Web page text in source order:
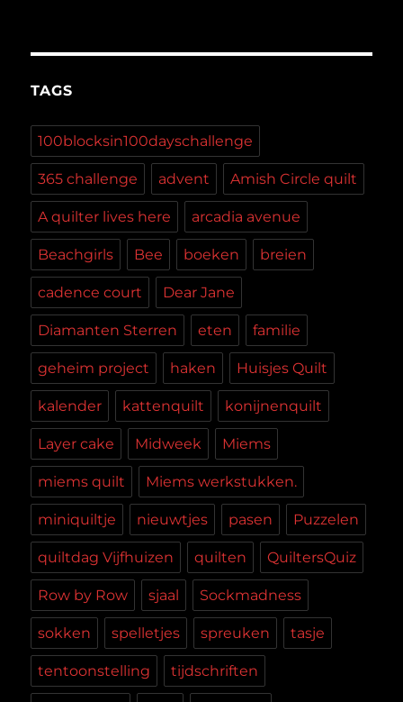
TAGS
100blocksin100dayschallenge
365 challenge advent Amish Circle quilt
A quilter lives here arcadia avenue
Beachgirls Bee boeken breien
cadence court Dear Jane
Diamanten Sterren eten familie
geheim project haken Huisjes Quilt
kalender kattenquilt konijnenquilt
Layer cake Midweek Miems
miems quilt Miems werkstukken.
miniquiltje nieuwtjes pasen Puzzelen
quiltdag Vijfhuizen quilten QuiltersQuiz
Row by Row sjaal Sockmadness
sokken spelletjes spreuken tasje
tentoonstelling tijdschriften